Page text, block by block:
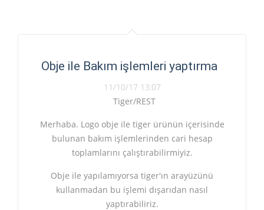
Obje ile Bakım işlemleri yaptırma
11/10/17 13:07
Tiger/REST
Merhaba. Logo obje ile tiger ürünün içerisinde
bulunan bakım işlemlerinden cari hesap
toplamlarını çalıştırabilirmiyiz.
Obje ile yapılamıyorsa tiger'ın arayüzünü
kullanmadan bu işlemi dışarıdan nasıl
yaptırabiliriz.